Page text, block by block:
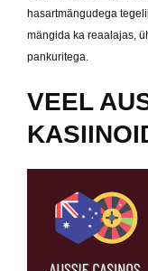
hasartmängudega
mängida ka reaalajas,
pankuritega.
VEEL